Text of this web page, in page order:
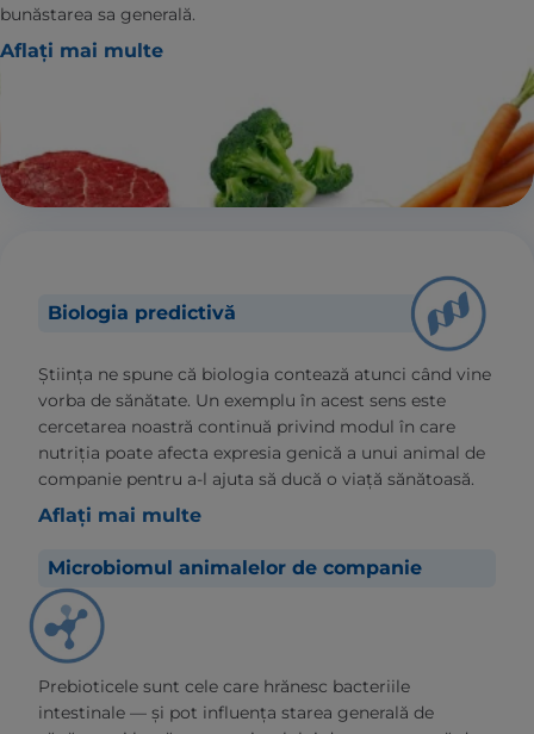
bunăstarea sa generală.
Aflați mai multe
Biologia predictivă
Știința ne spune că biologia contează atunci când vine
vorba de sănătate. Un exemplu în acest sens este
cercetarea noastră continuă privind modul în care
nutriția poate afecta expresia genică a unui animal de
companie pentru a-l ajuta să ducă o viață sănătoasă.
Aflați mai multe
Microbiomul animalelor de companie
Prebioticele sunt cele care hrănesc bacteriile
intestinale — și pot influența starea generală de